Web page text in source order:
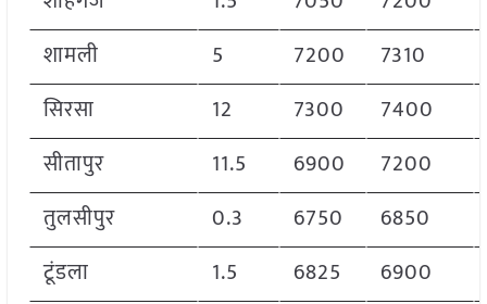
शामली
5 7200
7310
सिरसा
12 7300
7400
सीतापुर
11.5 6900
7200
तुलसीपुर
0.3 6750
6850
टूंडला
1.5 6825
6900